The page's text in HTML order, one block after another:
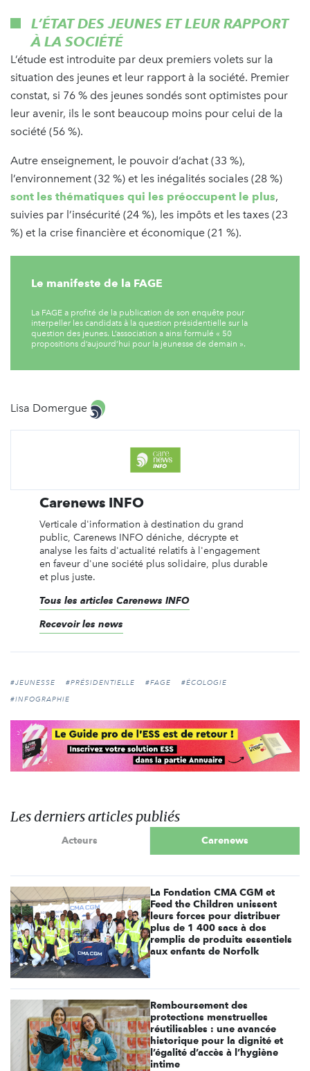
L’ÉTAT DES JEUNES ET LEUR RAPPORT
À LA SOCIÉTÉ
L’étude est introduite par deux premiers volets sur la
situation des jeunes et leur rapport à la société. Premier
constat, si 76 % des jeunes sondés sont optimistes pour
leur avenir, ils le sont beaucoup moins pour celui de la
société (56 %).
Autre enseignement, le pouvoir d’achat (33 %),
l’environnement (32 %) et les inégalités sociales (28 %)
sont les thématiques qui les préoccupent le plus,
suivies par l’insécurité (24 %), les impôts et les taxes (23
%) et la crise financière et économique (21 %).
Le manifeste de la FAGE
La FAGE a profité de la publication de son enquête pour
interpeller les candidats à la question présidentielle sur la
question des jeunes. L’association a ainsi formulé « 50
propositions d’aujourd’hui pour la jeunesse de demain ».
Lisa Domergue
Carenews INFO
Verticale d'information à destination du grand
public, Carenews INFO déniche, décrypte et
analyse les faits d'actualité relatifs à l'engagement
en faveur d'une société plus solidaire, plus durable
et plus juste.
Tous les articles Carenews INFO
Recevoir les news
#JEUNESSE #PRÉSIDENTIELLE #FAGE
#ÉCOLOGIE
#INFOGRAPHIE
Les derniers articles publiés
Acteurs Carenews
La Fondation CMA CGM et
Feed the Children unissent
leurs forces pour distribuer
plus de 1 400 sacs à dos
remplis de produits essentiels
aux enfants de Norfolk
Remboursement des
protections menstruelles
réutilisables : une avancée
historique pour la dignité et
l’égalité d’accès à l’hygiène
intime